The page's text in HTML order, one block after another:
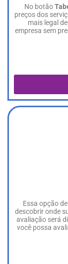
No botão
preços dos
mais legal
empresa sem
Essa opção de
descobrir onde
avaliação será
você possa